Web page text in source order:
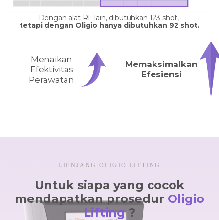
Dengan alat RF lain, dibutuhkan 123 shot,
tetapi dengan Oligio hanya dibutuhkan 92 shot.
Menaikan
Efektivitas
Perawatan
Memaksimalkan
Efesiensi
LIENJANG OLIGIO LIFTING
Untuk siapa yang cocok
mendapatkan prosedur Oligio
Lifting?